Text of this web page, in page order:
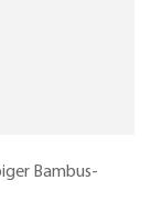
Bambus-